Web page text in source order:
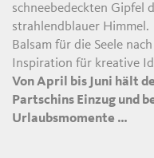
schneebedeckten Gipfel
strahlendblauer Himmel.
Balsam für die Seele
Inspiration für kreative
Von April bis Juni hält
Partschins Einzug und
Urlaubsmomente …